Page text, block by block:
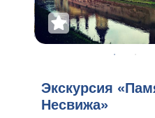
Экскурсия
Несвижа»